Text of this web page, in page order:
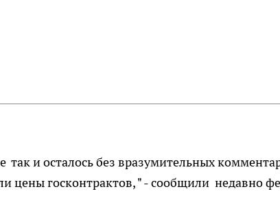
так и осталось без вразумительных
цены госконтрактов, " - сообщили недавно